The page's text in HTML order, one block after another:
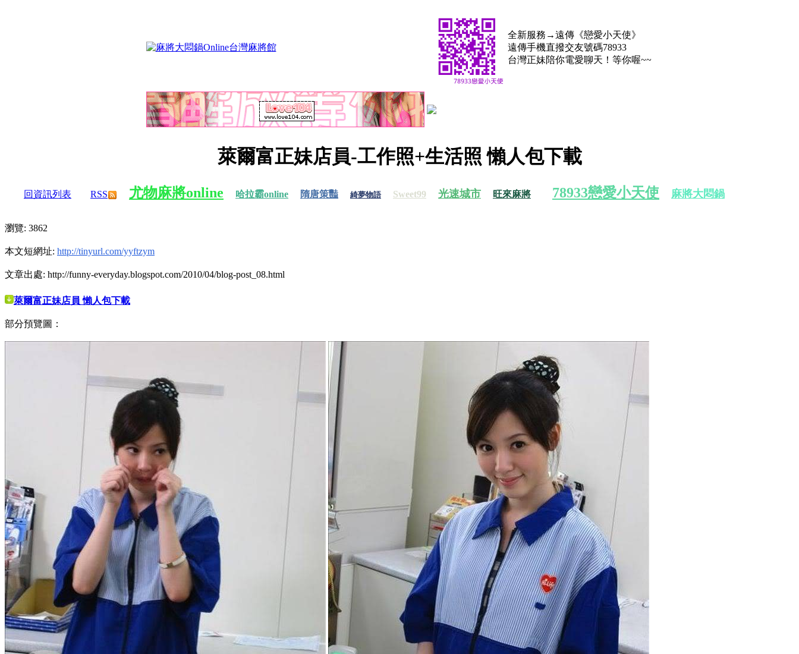
全新服務→遠傳《戀愛小天使》
遠傳手機直撥交友號碼78933
台灣正妹陪你電愛聊天！等你喔~~
萊爾富正妹店員-工作照+生活照 懶人包下載
回資訊列表 RSS 尤物麻將online 哈拉霸online 隋唐策豔 綺夢物語 Sweet99 光速城市 旺來麻將 78933戀愛小天使 麻將大悶鍋
瀏覽: 3862
本文短網址: http://tinyurl.com/yyftzym
文章出處: http://funny-everyday.blogspot.com/2010/04/blog-post_08.html
萊爾富正妹店員 懶人包下載
部分預覽圖：